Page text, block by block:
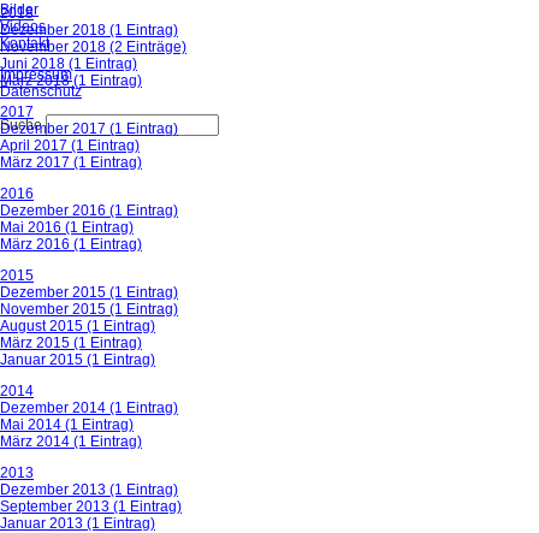
Bilder
Videos
Kontakt
Impressum
Datenschutz
Suche
2018
Dezember 2018 (1 Eintrag)
November 2018 (2 Einträge)
Juni 2018 (1 Eintrag)
März 2018 (1 Eintrag)
2017
Dezember 2017 (1 Eintrag)
April 2017 (1 Eintrag)
März 2017 (1 Eintrag)
2016
Dezember 2016 (1 Eintrag)
Mai 2016 (1 Eintrag)
März 2016 (1 Eintrag)
2015
Dezember 2015 (1 Eintrag)
November 2015 (1 Eintrag)
August 2015 (1 Eintrag)
März 2015 (1 Eintrag)
Januar 2015 (1 Eintrag)
2014
Dezember 2014 (1 Eintrag)
Mai 2014 (1 Eintrag)
März 2014 (1 Eintrag)
2013
Dezember 2013 (1 Eintrag)
September 2013 (1 Eintrag)
Januar 2013 (1 Eintrag)